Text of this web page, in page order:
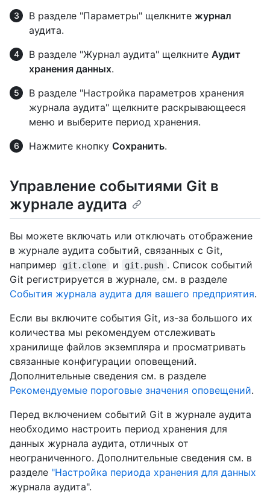
В разделе "Параметры" щелкните журнал
аудита.
В разделе "Журнал аудита" щелкните Аудит
хранения данных.
В разделе "Настройка параметров хранения
журнала аудита" щелкните раскрывающееся
меню и выберите период хранения.
Нажмите кнопку Сохранить.
Управление событиями Git в
журнале аудита
Вы можете включать или отключать отображение
в журнале аудита событий, связанных с Git,
например
git.clone и git.push . Список событий
Git регистрируется в журнале, см. в разделе
События журнала аудита для вашего предприятия.
Если вы включите события Git, из-за большого их
количества мы рекомендуем отслеживать
хранилище файлов экземпляра и просматривать
связанные конфигурации оповещений.
Дополнительные сведения см. в разделе
Рекомендуемые пороговые значения оповещений.
Перед включением событий Git в журнале аудита
необходимо настроить период хранения для
данных журнала аудита, отличных от
неограниченного. Дополнительные сведения см. в
разделе "Настройка периода хранения для данных
журнала аудита".